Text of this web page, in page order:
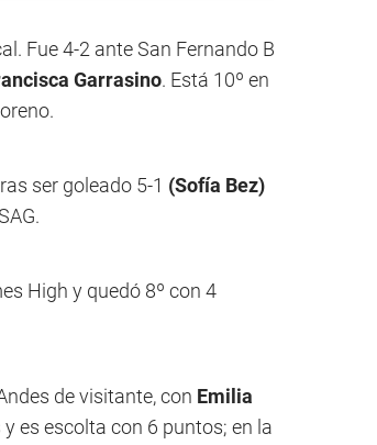
Fue 4-2 ante San Fernando B
Garrasino. Está 10º en
ser goleado 5-1 (Sofía Bez)
High y quedó 8º con 4
de visitante, con Emilia
es escolta con 6 puntos; en la